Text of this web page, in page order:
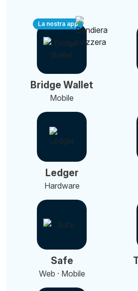
La nostra app
Bridge Wallet
Mobile
Ledger
Hardware
Safe
Web · Mobile